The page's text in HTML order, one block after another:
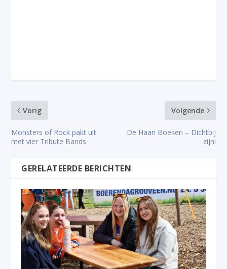
Vorig
Monsters of Rock pakt uit
met vier Tribute Bands
Volgende
De Haan Boeken – Dichtbij
zijn!
GERELATEERDE BERICHTEN